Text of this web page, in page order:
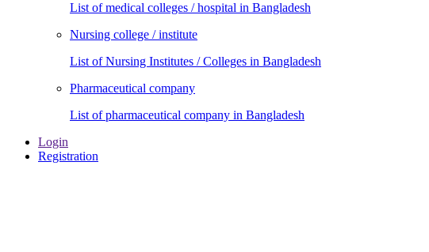
List of medical colleges / hospital in Bangladesh
Nursing college / institute
List of Nursing Institutes / Colleges in Bangladesh
Pharmaceutical company
List of pharmaceutical company in Bangladesh
Login
Registration